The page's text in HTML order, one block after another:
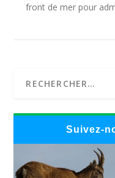
front de mer pour
Suivez-